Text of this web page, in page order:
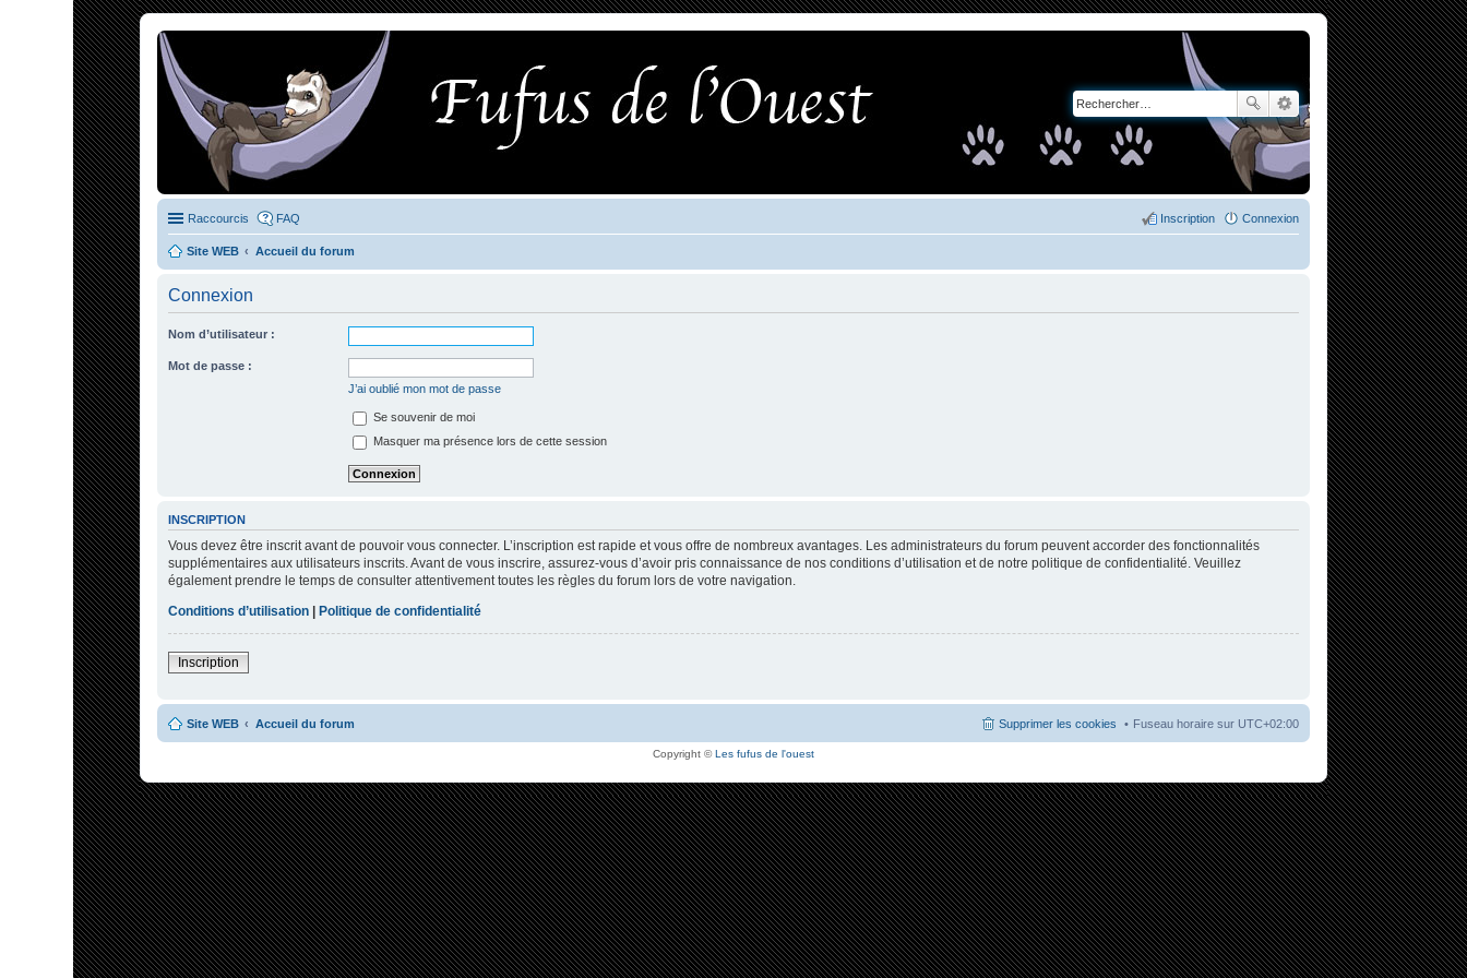
Raccourcis FAQ Connexion
Inscription
Site WEB Accueil du forum
Connexion
Nom d’utilisateur :
Mot de passe :
J’ai oublié mon mot de passe
Se souvenir de moi
Masquer ma présence lors de cette session
INSCRIPTION
Vous devez être inscrit avant de pouvoir vous connecter. L’inscription est rapide et vous offre de nombreux avantages. Les administrateurs du forum peuvent accorder des fonctionnalités
supplémentaires aux utilisateurs inscrits. Avant de vous inscrire, assurez-vous d’avoir pris connaissance de nos conditions d’utilisation et de notre politique de confidentialité. Veuillez
également prendre le temps de consulter attentivement toutes les règles du forum lors de votre navigation.
Conditions d’utilisation| Politique de confidentialité
Inscription
Site WEB Accueil du forum Fuseau horaire sur UTC+02:00
Supprimer les cookies
Copyright ©Les fufus de l'ouest